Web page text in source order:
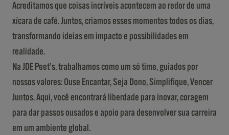
Acreditamos que coisas incríveis acontecem ao redor de uma
xícara de café. Juntos, criamos esses momentos todos os dias,
transformando ideias em impacto e possibilidades em
realidade.
Na JDE Peet’s, trabalhamos como um só time, guiados por
nossos valores: Ouse Encantar, Seja Dono, Simplifique, Vencer
Juntos. Aqui, você encontrará liberdade para inovar, coragem
para dar passos ousados e apoio para desenvolver sua carreira
em um ambiente global.